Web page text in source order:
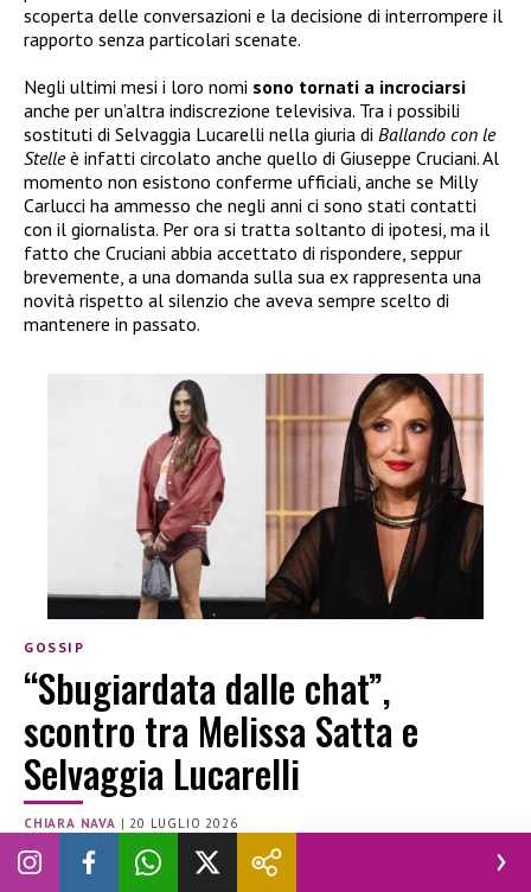
scoperta delle conversazioni e la decisione di interrompere il
rapporto senza particolari scenate.
Negli ultimi mesi i loro nomi sono tornati a incrociarsi
anche per un’altra indiscrezione televisiva. Tra i possibili
sostituti di Selvaggia Lucarelli nella giuria di Ballando con le
Stelleè infatti circolato anche quello di Giuseppe Cruciani. Al
momento non esistono conferme ufficiali, anche se Milly
Carlucci ha ammesso che negli anni ci sono stati contatti
con il giornalista. Per ora si tratta soltanto di ipotesi, ma il
fatto che Cruciani abbia accettato di rispondere, seppur
brevemente, a una domanda sulla sua ex rappresenta una
novità rispetto al silenzio che aveva sempre scelto di
mantenere in passato.
GOSSIP
“Sbugiardata dalle chat”,
scontro tra Melissa Satta e
Selvaggia Lucarelli
CHIARA NAVA |20 LUGLIO 2026
MELISSA SATTA SELVAGGIA LUCARELLI